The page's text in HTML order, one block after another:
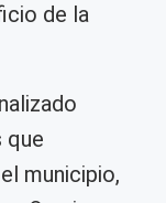
de la
que
municipio,